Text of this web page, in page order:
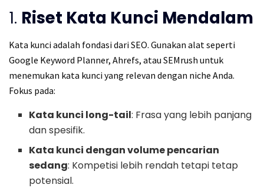
1. Riset Kata Kunci Mendalam
Kata kunci adalah fondasi dari SEO. Gunakan alat seperti
Google Keyword Planner, Ahrefs, atau SEMrush untuk
menemukan kata kunci yang relevan dengan niche Anda.
Fokus pada:
Kata kunci long-tail: Frasa yang lebih panjang
dan spesifik.
Kata kunci dengan volume pencarian
sedang: Kompetisi lebih rendah tetapi tetap
potensial.